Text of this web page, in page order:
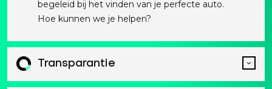
begeleid bij het vinden van je perfecte auto.
Hoe kunnen we je helpen?
Transparantie